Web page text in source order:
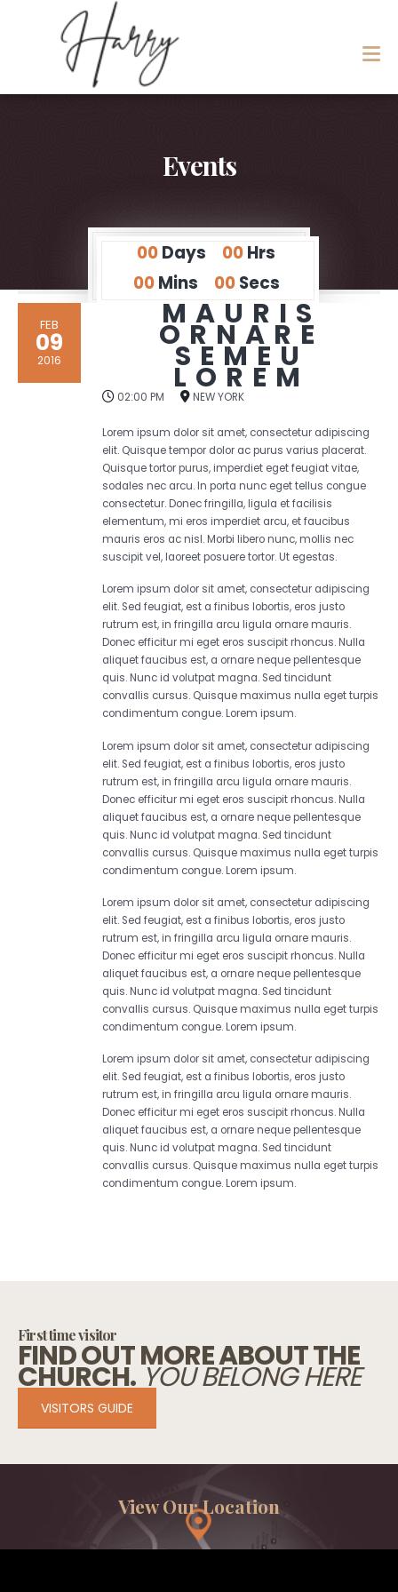
Events
00Days 00Hrs
00 Mins 00 Secs
FEB
09
2016
MAURIS
ORNARE
SEMEU
LOREM
02:00 PM NEW YORK
Lorem ipsum dolor sit amet, consectetur adipiscing
elit. Quisque tempor dolor ac purus varius placerat.
Quisque tortor purus, imperdiet eget feugiat vitae,
sodales nec arcu. In porta nunc eget tellus congue
consectetur. Donec fringilla, ligula et facilisis
elementum, mi eros imperdiet arcu, et faucibus
mauris eros ac nisl. Morbi libero nunc, mollis nec
suscipit vel, laoreet posuere tortor. Ut egestas.
Lorem ipsum dolor sit amet, consectetur adipiscing
elit. Sed feugiat, est a finibus lobortis, eros justo
rutrum est, in fringilla arcu ligula ornare mauris.
Donec efficitur mi eget eros suscipit rhoncus. Nulla
aliquet faucibus est, a ornare neque pellentesque
quis. Nunc id volutpat magna. Sed tincidunt
convallis cursus. Quisque maximus nulla eget turpis
condimentum congue. Lorem ipsum.
Lorem ipsum dolor sit amet, consectetur adipiscing
elit. Sed feugiat, est a finibus lobortis, eros justo
rutrum est, in fringilla arcu ligula ornare mauris.
Donec efficitur mi eget eros suscipit rhoncus. Nulla
aliquet faucibus est, a ornare neque pellentesque
quis. Nunc id volutpat magna. Sed tincidunt
convallis cursus. Quisque maximus nulla eget turpis
condimentum congue. Lorem ipsum.
Lorem ipsum dolor sit amet, consectetur adipiscing
elit. Sed feugiat, est a finibus lobortis, eros justo
rutrum est, in fringilla arcu ligula ornare mauris.
Donec efficitur mi eget eros suscipit rhoncus. Nulla
aliquet faucibus est, a ornare neque pellentesque
quis. Nunc id volutpat magna. Sed tincidunt
convallis cursus. Quisque maximus nulla eget turpis
condimentum congue. Lorem ipsum.
Lorem ipsum dolor sit amet, consectetur adipiscing
elit. Sed feugiat, est a finibus lobortis, eros justo
rutrum est, in fringilla arcu ligula ornare mauris.
Donec efficitur mi eget eros suscipit rhoncus. Nulla
aliquet faucibus est, a ornare neque pellentesque
quis. Nunc id volutpat magna. Sed tincidunt
convallis cursus. Quisque maximus nulla eget turpis
condimentum congue. Lorem ipsum.
First time visitor
FIND OUT MORE ABOUT THE
CHURCH.YOU BELONG HERE
VISITORS GUIDE
View Our Location